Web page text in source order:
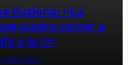
ilusiona: «La
quiero volver a
a la U»